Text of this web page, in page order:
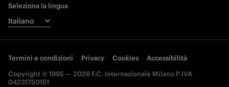
Seleziona la lingua
Termini e condizioni Privacy Cookies
Accessibilità
Copyright © 1995 — 2026 F.C. Internazionale Milano P.IVA
04231750151